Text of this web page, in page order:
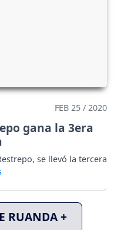
FEB 25 / 2020
gana la 3era
se llevó la tercera
RUANDA +